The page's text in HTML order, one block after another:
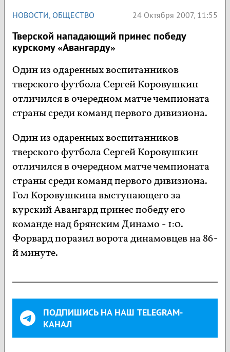
НОВОСТИ, ОБЩЕСТВО 24 Октября 2007, 11:55
Тверской нападающий принес победу
курскому «Авангарду»
Один из одаренных воспитанников
тверского футбола Сергей Коровушкин
отличился в очередном матче чемпионата
страны среди команд первого дивизиона.
Один из одаренных воспитанников
тверского футбола Сергей Коровушкин
отличился в очередном матче чемпионата
страны среди команд первого дивизиона.
Гол Коровушкина выступающего за
курский Авангард принес победу его
команде над брянским Динамо - 1:0.
Форвард поразил ворота динамовцев на 86-
й минуте.
ПОДПИШИСЬ НА НАШ TELEGRAM-
КАНАЛ